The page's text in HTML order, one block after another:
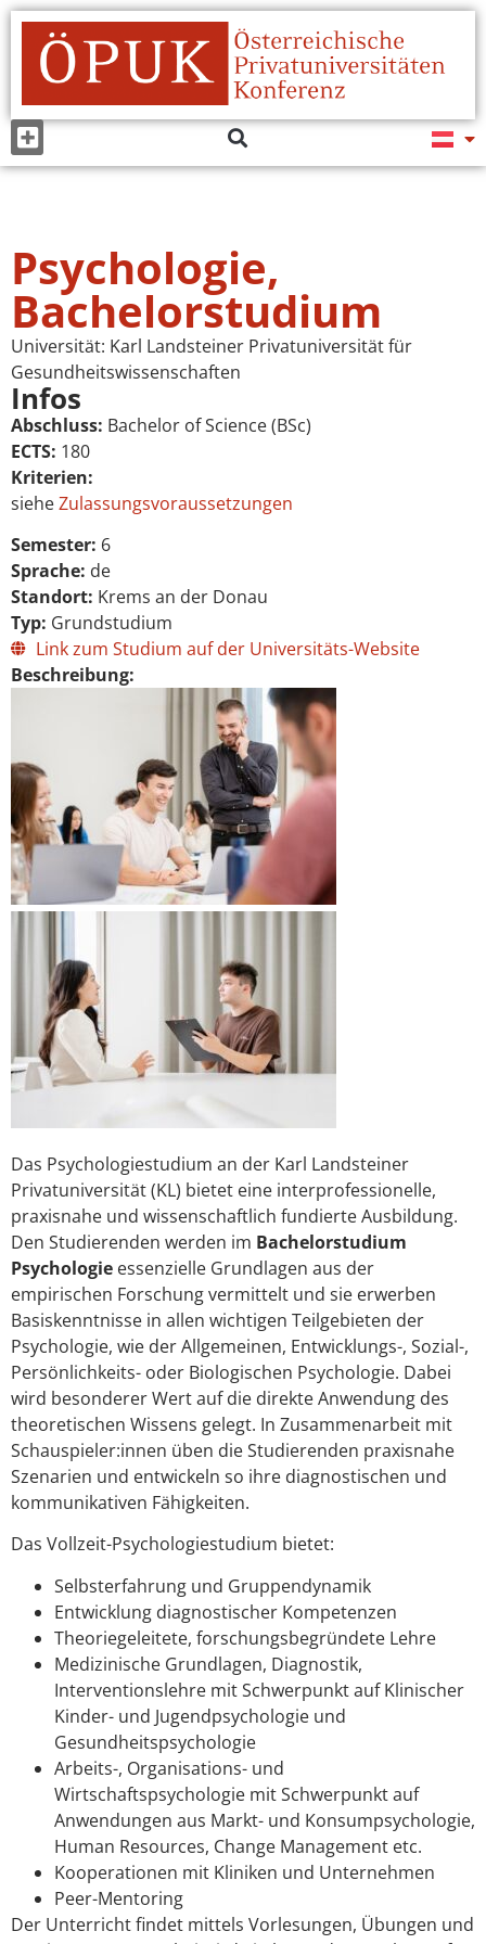
Psychologie,
Bachelorstudium
Universität: Karl Landsteiner Privatuniversität für
Gesundheits­wissenschaften
Infos
Abschluss: Bachelor of Science (BSc)
ECTS: 180
Kriterien:
sieheZulassungsvoraussetzungen
Semester: 6
Sprache: de
Standort: Krems an der Donau
Typ: Grundstudium
Link zum Studium auf der Universitäts-Website
Beschreibung:
Das Psychologiestudium an der Karl Landsteiner
Privatuniversität (KL) bietet eine interprofessionelle,
praxisnahe und wissenschaftlich fundierte Ausbildung.
Den Studierenden werden im Bachelorstudium
Psychologie essenzielle Grundlagen aus der
empirischen Forschung vermittelt und sie erwerben
Basiskenntnisse in allen wichtigen Teilgebieten der
Psychologie, wie der Allgemeinen, Entwicklungs-, Sozial-,
Persönlichkeits- oder Biologischen Psychologie. Dabei
wird besonderer Wert auf die direkte Anwendung des
theoretischen Wissens gelegt. In Zusammenarbeit mit
Schauspieler:innen üben die Studierenden praxisnahe
Szenarien und entwickeln so ihre diagnostischen und
kommunikativen Fähigkeiten.
Das Vollzeit-Psychologiestudium bietet:
Selbsterfahrung und Gruppendynamik
Entwicklung diagnostischer Kompetenzen
Theoriegeleitete, forschungsbegründete Lehre
Medizinische Grundlagen, Diagnostik,
Interventionslehre mit Schwerpunkt auf Klinischer
Kinder- und Jugendpsychologie und
Gesundheitspsychologie
Arbeits-, Organisations- und
Wirtschaftspsychologie mit Schwerpunkt auf
Anwendungen aus Markt- und Konsumpsychologie,
Human Resources, Change Management etc.
Kooperationen mit Kliniken und Unternehmen
Peer-Mentoring
Der Unterricht findet mittels Vorlesungen, Übungen und